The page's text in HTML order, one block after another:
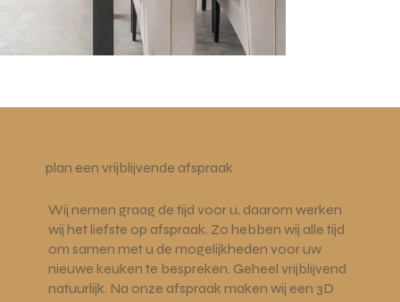
plan een vrijblijvende afspraak
Wij nemen graag de tijd voor u, daarom werken
wij het liefste op afspraak. Zo hebben wij alle tijd
om samen met u de mogelijkheden voor uw
nieuwe keuken te bespreken. Geheel vrijblijvend
natuurlijk. Na onze afspraak maken wij een 3D